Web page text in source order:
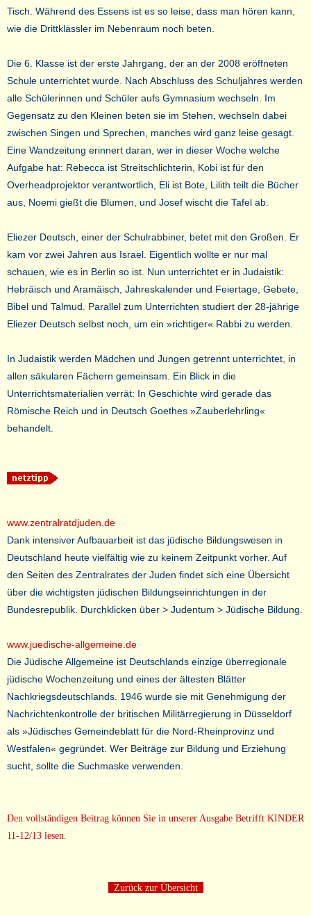
Tisch. Während des Essens ist es so leise, dass man hören kann,
wie die Drittklässler im Nebenraum noch beten.
Die 6. Klasse ist der erste Jahrgang, der an der 2008 eröffneten
Schule unterrichtet wurde. Nach Abschluss des Schuljahres werden
alle Schülerinnen und Schüler aufs Gymnasium wechseln. Im
Gegensatz zu den Kleinen beten sie im Stehen, wechseln dabei
zwischen Singen und Sprechen, manches wird ganz leise gesagt.
Eine Wandzeitung erinnert daran, wer in dieser Woche welche
Aufgabe hat: Rebecca ist Streitschlichterin, Kobi ist für den
Overheadprojektor verantwortlich, Eli ist Bote, Lilith teilt die Bücher
aus, Noemi gießt die Blumen, und Josef wischt die Tafel ab.
Eliezer Deutsch, einer der Schulrabbiner, betet mit den Großen. Er
kam vor zwei Jahren aus Israel. Eigentlich wollte er nur mal
schauen, wie es in Berlin so ist. Nun unterrichtet er in Judaistik:
Hebräisch und Aramäisch, Jahreskalender und Feiertage, Gebete,
Bibel und Talmud. Parallel zum Unterrichten studiert der 28-jährige
Eliezer Deutsch selbst noch, um ein »richtiger« Rabbi zu werden.
In Judaistik werden Mädchen und Jungen getrennt unterrichtet, in
allen säkularen Fächern gemeinsam. Ein Blick in die
Unterrichtsmaterialien verrät: In Geschichte wird gerade das
Römische Reich und in Deutsch Goethes »Zauberlehrling«
behandelt.
www.zentralratdjuden.de
Dank intensiver Aufbauarbeit ist das jüdische Bildungswesen in
Deutschland heute vielfältig wie zu keinem Zeitpunkt vorher. Auf
den Seiten des Zentralrates der Juden findet sich eine Übersicht
über die wichtigsten jüdischen Bildungseinrichtungen in der
Bundesrepublik. Durchklicken über > Judentum > Jüdische Bildung.
www.juedische-allgemeine.de
Die Jüdische Allgemeine ist Deutschlands einzige überregionale
jüdische Wochenzeitung und eines der ältesten Blätter
Nachkriegsdeutschlands. 1946 wurde sie mit Genehmigung der
Nachrichtenkontrolle der britischen Militärregierung in Düsseldorf
als »Jüdisches Gemeindeblatt für die Nord-Rheinprovinz und
Westfalen« gegründet. Wer Beiträge zur Bildung und Erziehung
sucht, sollte die Suchmaske verwenden.
Den vollständigen Beitrag können Sie in unserer Ausgabe Betrifft KINDER
11-12/13 lesen.
Zurück zur Übersicht